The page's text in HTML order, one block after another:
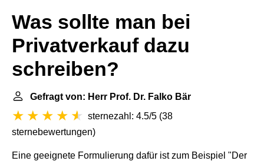
Was sollte man bei
Privatverkauf dazu
schreiben?
Gefragt von: Herr Prof. Dr. Falko Bär
sternezahl: 4.5/5 (38
sternebewertungen)
Eine geeignete Formulierung dafür ist zum Beispiel "Der